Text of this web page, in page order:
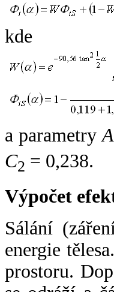
kde
a parametryA
C2 = 0,238.
Výpočet
Sálání
energie
prostoru.